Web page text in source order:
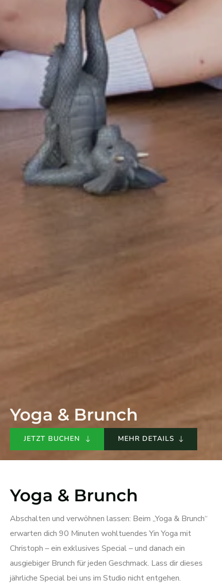
JETZT BUCHEN MEHR DETAILS
Yoga & Brunch
Yoga & Brunch
Abschalten und verwöhnen lassen: Beim „Yoga & Brunch“
erwarten dich 90 Minuten wohltuendes Yin Yoga mit
Christoph – ein exklusives Special – und danach ein
ausgiebiger Brunch für jeden Geschmack. Lass dir dieses
jährliche Special bei uns im Studio nicht entgehen.